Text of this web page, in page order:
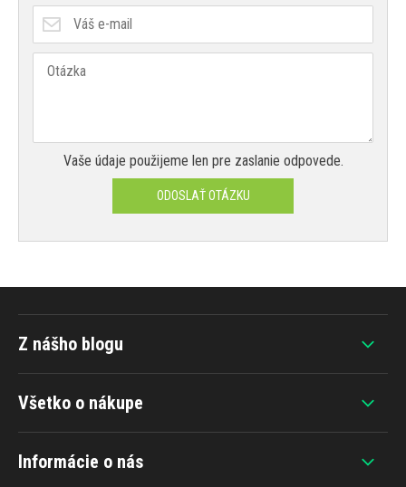
Vaše údaje použijeme len pre zaslanie odpovede.
ODOSLAŤ OTÁZKU
Všetko o nákupe
Informácie o nás
Z nášho blogu